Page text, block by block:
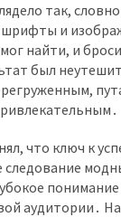
так,
шрифты и
найти, и
был
что ключ к
следование
понимание
аудитории․